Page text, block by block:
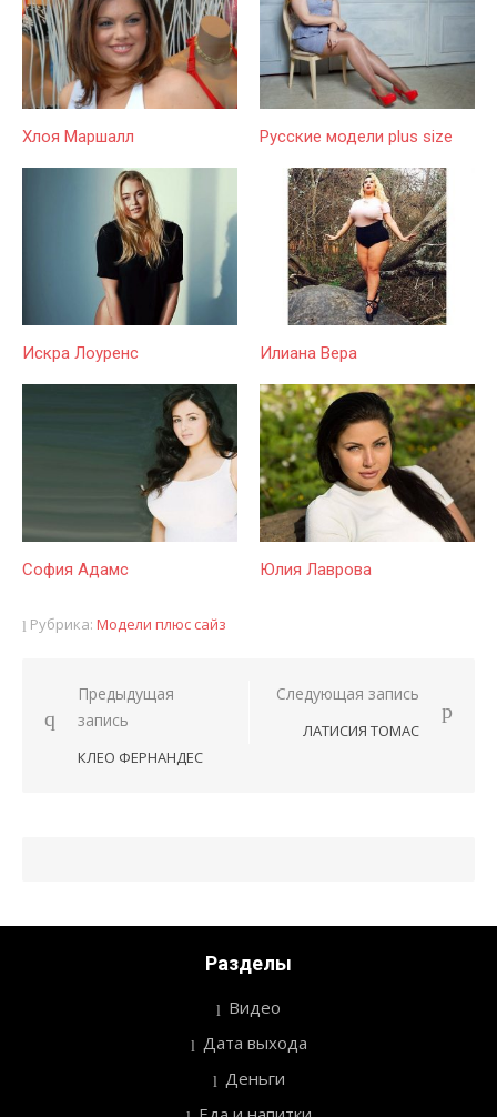
Хлоя Маршалл Русские модели plus size
Искра Лоуренс Илиана Вера
София Адамс Юлия Лаврова
Рубрика: Модели плюс сайз
Навигация
Предыдущая
запись
КЛЕО ФЕРНАНДЕС
Следующая запись
ЛАТИСИЯ ТОМАС
Разделы
Видео
Дата выхода
Деньги